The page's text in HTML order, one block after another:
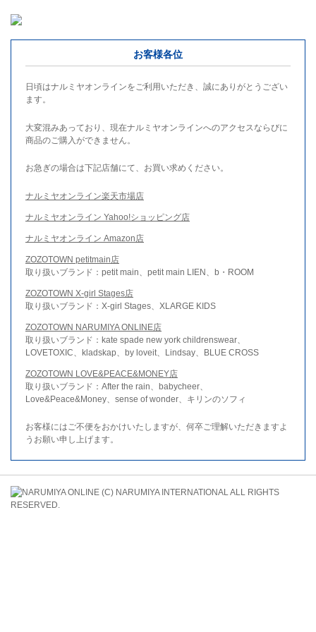
お客様各位
日頃はナルミヤオンラインをご利用いただき、誠にありがとうござい
ます。
大変混みあっており、現在ナルミヤオンラインへのアクセスならびに
商品のご購入ができません。
お急ぎの場合は下記店舗にて、お買い求めください。
ナルミヤオンライン楽天市場店
ナルミヤオンライン Yahoo!ショッピング店
ナルミヤオンライン Amazon店
ZOZOTOWN petitmain店
取り扱いブランド：petit main、petit main LIEN、b・ROOM
ZOZOTOWN X-girl Stages店
取り扱いブランド：X-girl Stages、XLARGE KIDS
ZOZOTOWN NARUMIYA ONLINE店
取り扱いブランド：kate spade new york childrenswear、
LOVETOXIC、kladskap、by loveit、Lindsay、BLUE CROSS
ZOZOTOWN LOVE&PEACE&MONEY店
取り扱いブランド：After the rain、babycheer、
Love&Peace&Money、sense of wonder、キリンのソフィ
お客様にはご不便をおかけいたしますが、何卒ご理解いただきますよ
うお願い申し上げます。